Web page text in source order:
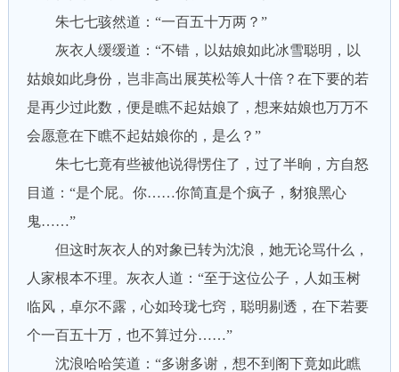
朱七七骇然道：“一百五十万两？”
灰衣人缓缓道：“不错，以姑娘如此冰雪聪明，以
姑娘如此身份，岂非高出展英松等人十倍？在下要的若
是再少过此数，便是瞧不起姑娘了，想来姑娘也万万不
会愿意在下瞧不起姑娘你的，是么？”
朱七七竟有些被他说得愣住了，过了半晌，方自怒
目道：“是个屁。你……你简直是个疯子，豺狼黑心
鬼……”
但这时灰衣人的对象已转为沈浪，她无论骂什么，
人家根本不理。灰衣人道：“至于这位公子，人如玉树
临风，卓尔不露，心如玲珑七窍，聪明剔透，在下若要
个一百五十万，也不算过分……”
沈浪哈哈笑道：“多谢多谢，想不到阁下竟如此瞧